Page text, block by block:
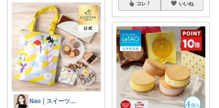
Nao｜スイーツROOM🍰
コレ いいね